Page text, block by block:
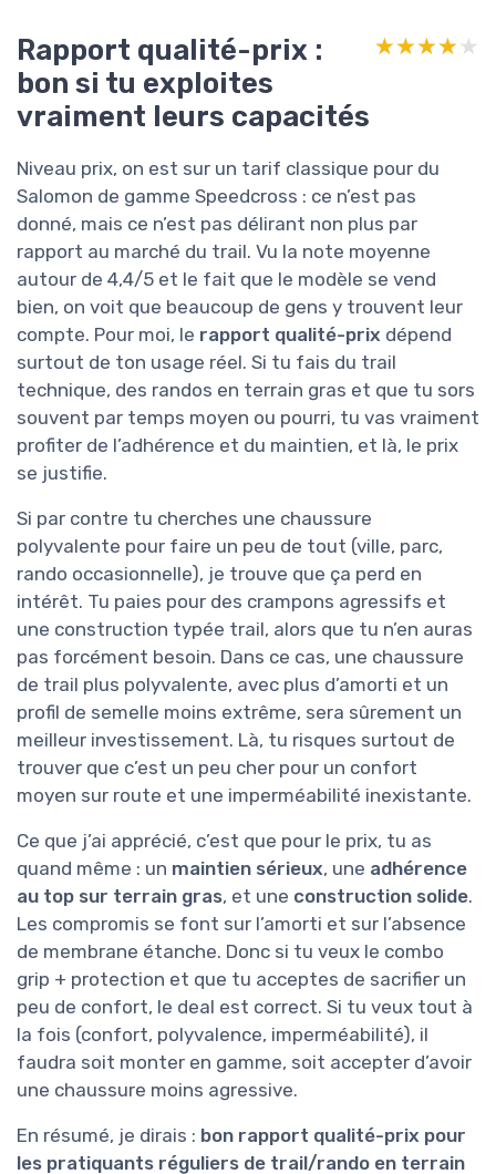
Rapport qualité-prix :
bon si tu exploites
vraiment leurs capacités
★★★★★
★★★★★
Niveau prix, on est sur un tarif classique pour du
Salomon de gamme Speedcross : ce n’est pas
donné, mais ce n’est pas délirant non plus par
rapport au marché du trail. Vu la note moyenne
autour de 4,4/5 et le fait que le modèle se vend
bien, on voit que beaucoup de gens y trouvent leur
compte. Pour moi, le rapport qualité-prix dépend
surtout de ton usage réel. Si tu fais du trail
technique, des randos en terrain gras et que tu sors
souvent par temps moyen ou pourri, tu vas vraiment
profiter de l’adhérence et du maintien, et là, le prix
se justifie.
Si par contre tu cherches une chaussure
polyvalente pour faire un peu de tout (ville, parc,
rando occasionnelle), je trouve que ça perd en
intérêt. Tu paies pour des crampons agressifs et
une construction typée trail, alors que tu n’en auras
pas forcément besoin. Dans ce cas, une chaussure
de trail plus polyvalente, avec plus d’amorti et un
profil de semelle moins extrême, sera sûrement un
meilleur investissement. Là, tu risques surtout de
trouver que c’est un peu cher pour un confort
moyen sur route et une imperméabilité inexistante.
Ce que j’ai apprécié, c’est que pour le prix, tu as
quand même : un maintien sérieux, une adhérence
au top sur terrain gras, et une construction solide.
Les compromis se font sur l’amorti et sur l’absence
de membrane étanche. Donc si tu veux le combo
grip + protection et que tu acceptes de sacrifier un
peu de confort, le deal est correct. Si tu veux tout à
la fois (confort, polyvalence, imperméabilité), il
faudra soit monter en gamme, soit accepter d’avoir
une chaussure moins agressive.
En résumé, je dirais : bon rapport qualité-prix pour
les pratiquants réguliers de trail/rando en terrain